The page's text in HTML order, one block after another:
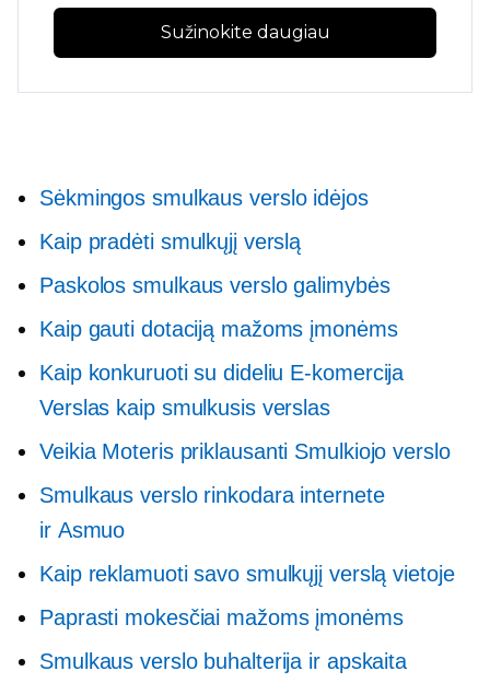
Sužinokite daugiau
Sėkmingos smulkaus verslo idėjos
Kaip pradėti smulkųjį verslą
Paskolos smulkaus verslo galimybės
Kaip gauti dotaciją mažoms įmonėms
Kaip konkuruoti su dideliu E-komercija
Verslas kaip smulkusis verslas
Veikia Moteris priklausanti Smulkiojo verslo
Smulkaus verslo rinkodara internete
ir Asmuo
Kaip reklamuoti savo smulkųjį verslą vietoje
Paprasti mokesčiai mažoms įmonėms
Smulkaus verslo buhalterija ir apskaita